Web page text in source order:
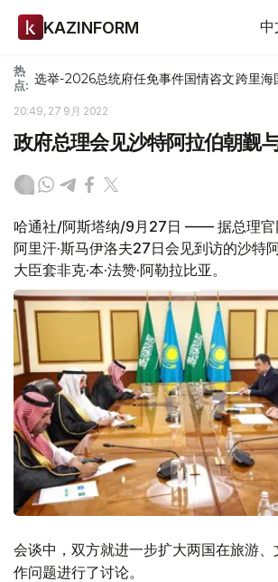
KAZINFORM 中
热
点: 选举-2026总统府任免事件国情咨文跨里海
20:49, 27 9月 2022
政府总理会见沙特阿拉伯朝觐
哈通社/阿斯塔纳/9月27日 —— 据总理官
阿里汗·斯马伊洛夫27日会见到访的沙特
大臣套非克·本·法赞·阿勒拉比亚。
会谈中，双方就进一步扩大两国在旅游
作问题进行了讨论。